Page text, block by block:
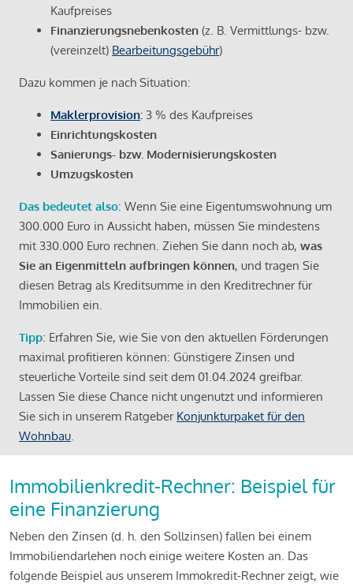
Kaufpreises
Finanzierungsnebenkosten (z. B. Vermittlungs- bzw.
(vereinzelt) Bearbeitungsgebühr)
Dazu kommen je nach Situation:
Maklerprovision: 3 % des Kaufpreises
Einrichtungskosten
Sanierungs- bzw. Modernisierungskosten
Umzugskosten
Das bedeutet also: Wenn Sie eine Eigentumswohnung um
300.000 Euro in Aussicht haben, müssen Sie mindestens
mit 330.000 Euro rechnen. Ziehen Sie dann noch ab, was
Sie an Eigenmitteln aufbringen können, und tragen Sie
diesen Betrag als Kreditsumme in den Kreditrechner für
Immobilien ein.
Tipp: Erfahren Sie, wie Sie von den aktuellen Förderungen
maximal profitieren können: Günstigere Zinsen und
steuerliche Vorteile sind seit dem 01.04.2024 greifbar.
Lassen Sie diese Chance nicht ungenutzt und informieren
Sie sich in unserem Ratgeber Konjunkturpaket für den
Wohnbau.
Immobilienkredit-Rechner: Beispiel für
eine Finanzierung
Neben den Zinsen (d. h. den Sollzinsen) fallen bei einem
Immobiliendarlehen noch einige weitere Kosten an. Das
folgende Beispiel aus unserem Immokredit-Rechner zeigt, wie